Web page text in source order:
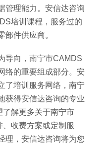
管理能力。安信达咨询
培训课程，服务过的
部件供应商。
导向，南宁市CAMDS
络的重要组成部分。安
了培训服务网络，南宁
获得安信达咨询的专业
解更多关于南宁市
收费方案或定制服
理，安信达咨询将为您